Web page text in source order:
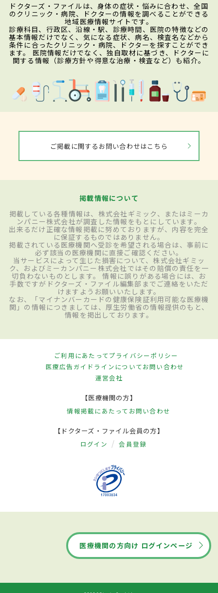
ドクターズ・ファイルは、身体の症状・悩みに合わせ、全国
のクリニック・病院、ドクターの情報を調べることができる
地域医療情報サイトです。
診療科目、行政区、沿線・駅、診療時間、医院の特徴などの
基本情報だけでなく、気になる症状、病名、検査名などから
条件に合ったクリニック・病院、ドクターを探すことができ
ます。 医院情報だけでなく、独自取材に基づき、ドクターに
関する情報（診療方針や得意な治療・検査など）も紹介。
ご掲載に関するお問い合わせはこちら
掲載情報について
掲載している各種情報は、株式会社ギミック、またはミーカ
ンパニー株式会社が調査した情報をもとにしています。
出来るだけ正確な情報掲載に努めておりますが、内容を完全
に保証するものではありません。
掲載されている医療機関へ受診を希望される場合は、事前に
必ず該当の医療機関に直接ご確認ください。
当サービスによって生じた損害について、株式会社ギミッ
ク、およびミーカンパニー株式会社ではその賠償の責任を一
切負わないものとします。 情報に誤りがある場合には、お
手数ですがドクターズ・ファイル編集部までご連絡をいただ
けますようお願いいたします。
なお、「マイナンバーカードの健康保険証利用可能な医療機
関」の情報につきましては、厚生労働省の情報提供のもと、
情報を掲出しております。
ご利用にあたってプライバシーポリシー
医療広告ガイドラインについてお問い合わせ
運営会社
【医療機関の方】
情報掲載にあたって お問い合わせ
【ドクターズ・ファイル会員の方】
ログイン 会員登録
医療機関の方向け ログインページ